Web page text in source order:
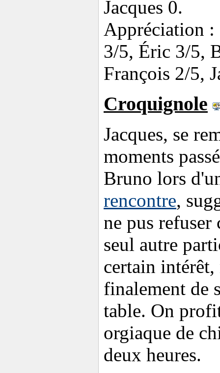
Jacques 0.
Appréciation
3/5, Éric 3/5,
François 2/5,
Croquignole
Jacques, se
moments
Bruno lors
rencontre,
ne pus
seul autre
certain
finalement de
table. On
orgiaque de
deux heures.